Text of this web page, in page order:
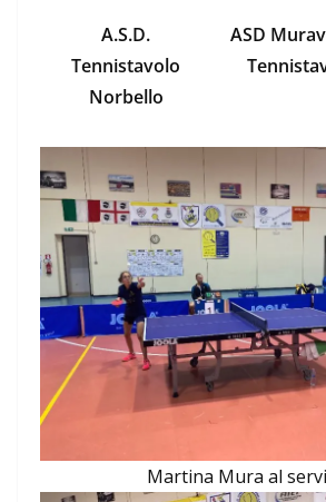
A.S.D.
Tennistavolo
Norbello
ASD
Martina Mura al